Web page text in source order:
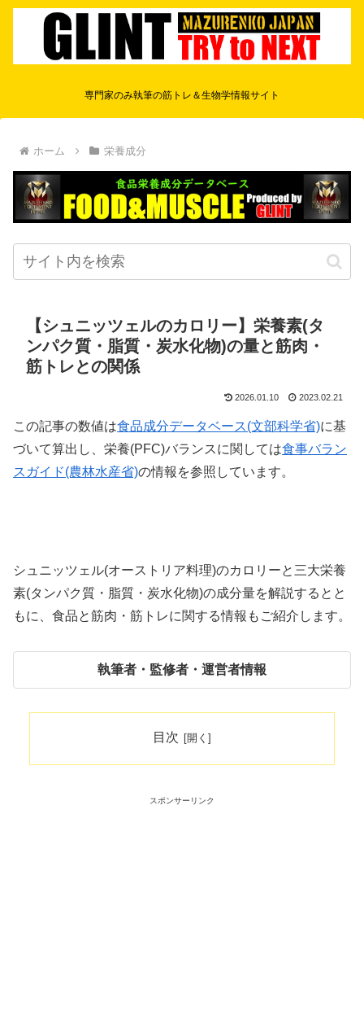
専門家のみ執筆の筋トレ＆生物学情報サイト
ホーム 栄養成分
【シュニッツェルのカロリー】栄養素(タ
ンパク質・脂質・炭水化物)の量と筋肉・
筋トレとの関係
2026.01.10 2023.02.21
この記事の数値は食品成分データベース(文部科学省)に基
づいて算出し、栄養(PFC)バランスに関しては食事バラン
スガイド(農林水産省)の情報を参照しています。
シュニッツェル(オーストリア料理)のカロリーと三大栄養
素(タンパク質・脂質・炭水化物)の成分量を解説するとと
もに、食品と筋肉・筋トレに関する情報もご紹介します。
執筆者・監修者・運営者情報
目次
スポンサーリンク